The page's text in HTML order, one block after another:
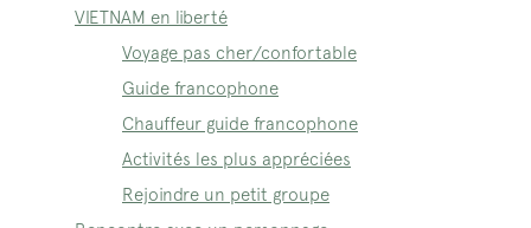
VIETNAM en liberté
Voyage pas cher/confortable
Guide francophone
Chauffeur guide francophone
Activités les plus appréciées
Rejoindre un petit groupe